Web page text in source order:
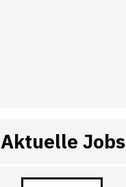
Aktuelle Jobs